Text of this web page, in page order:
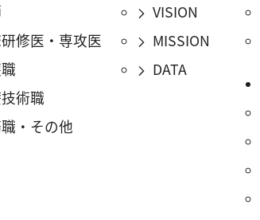
修医・専攻医
術職
・その他
VISION
MISSION
DATA